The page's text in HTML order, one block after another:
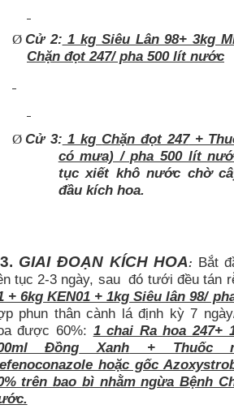
Ø Cử 2: 1 kg Siêu Lân 98+ 3kg
Chặn đọt 247/ pha 500 lít nước
Ø Cử 3: 1 kgChặn đọt 247+
có mưa) / pha 500 lít
tục xiết khô nước chờ
đầu kích hoa.
3. GIAI ĐOẠN KÍCH HOA: Bắt
tục 2-3 ngày, sau đó tưới đều tán
+ 6kg KEN01 + 1kg Siêu lân 98/
phun thân cành lá định kỳ 7
được 60%: 1 chai Ra hoa 247+
Đồng Xanh + Thuốc
hoặc gốc
trên bao bì nhằm ngừa Bệnh